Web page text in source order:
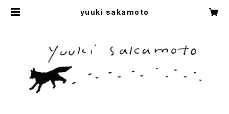
yuuki sakamoto